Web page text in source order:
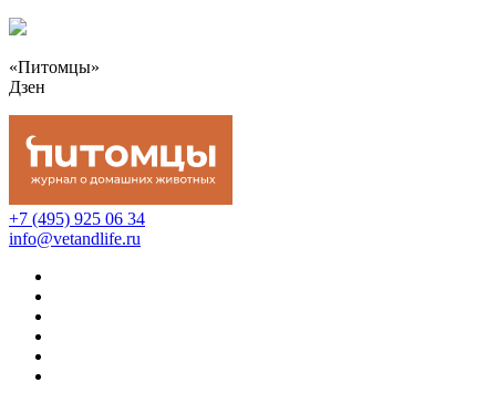
«Питомцы»
Дзен
+7 (495) 925 06 34
info@vetandlife.ru